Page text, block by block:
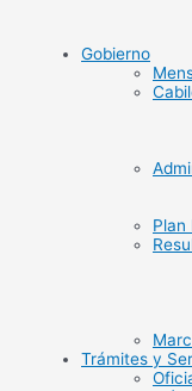
Gobierno
Plan
Trámites y